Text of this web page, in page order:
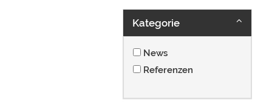
Kategorie
News
Referenzen